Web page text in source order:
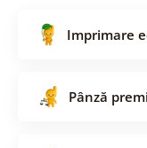
Imprimare
Pânză